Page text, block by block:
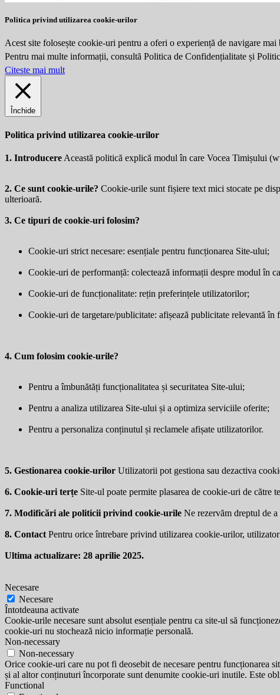
Politica privind utilizarea cookie-urilor
Acest site folosește cookie-uri pentru a oferi o experiență de navigare
Pentru mai multe informații, consultă Politica de Confidențialitate și
Citeste mai mult
Închide
Politica privind utilizarea cookie-urilor
1. Introducere Această politică explică modul în care Vocea Timișului (
2. Ce sunt cookie-urile? Cookie-urile sunt fișiere text mici stocate pe
ulterioară.
3. Ce tipuri de cookie-uri folosim?
Cookie-uri strict necesare: esențiale pentru funcționarea Site-ului;
Cookie-uri de performanță: colectează informații despre modul în
Cookie-uri de funcționalitate: rețin preferințele utilizatorilor;
Cookie-uri de targetare/publicitate: afișează publicitate relevantă în
4. Cum folosim cookie-urile?
Pentru a îmbunătăți funcționalitatea și securitatea Site-ului;
Pentru a analiza utilizarea Site-ului și a optimiza serviciile oferite;
Pentru a personaliza conținutul și reclamele afișate utilizatorilor.
5. Gestionarea cookie-urilor Utilizatorii pot gestiona sau dezactiva
6. Cookie-uri terțe Site-ul poate permite plasarea de cookie-uri de
7. Modificări ale politicii privind cookie-urile Ne rezervăm dreptul de
8. Contact Pentru orice întrebare privind utilizarea cookie-urilor,
Ultima actualizare: 28 aprilie 2025.
Necesare
Necesare
Întotdeauna activate
Cookie-urile necesare sunt absolut esențiale pentru ca site-ul să
cookie-uri nu stochează nicio informație personală.
Non-necessary
Non-necessary
Orice cookie-uri care nu pot fi deosebit de necesare pentru funcționarea
și al altor conținuturi încorporate sunt denumite cookie-uri inutile. Este
Functional